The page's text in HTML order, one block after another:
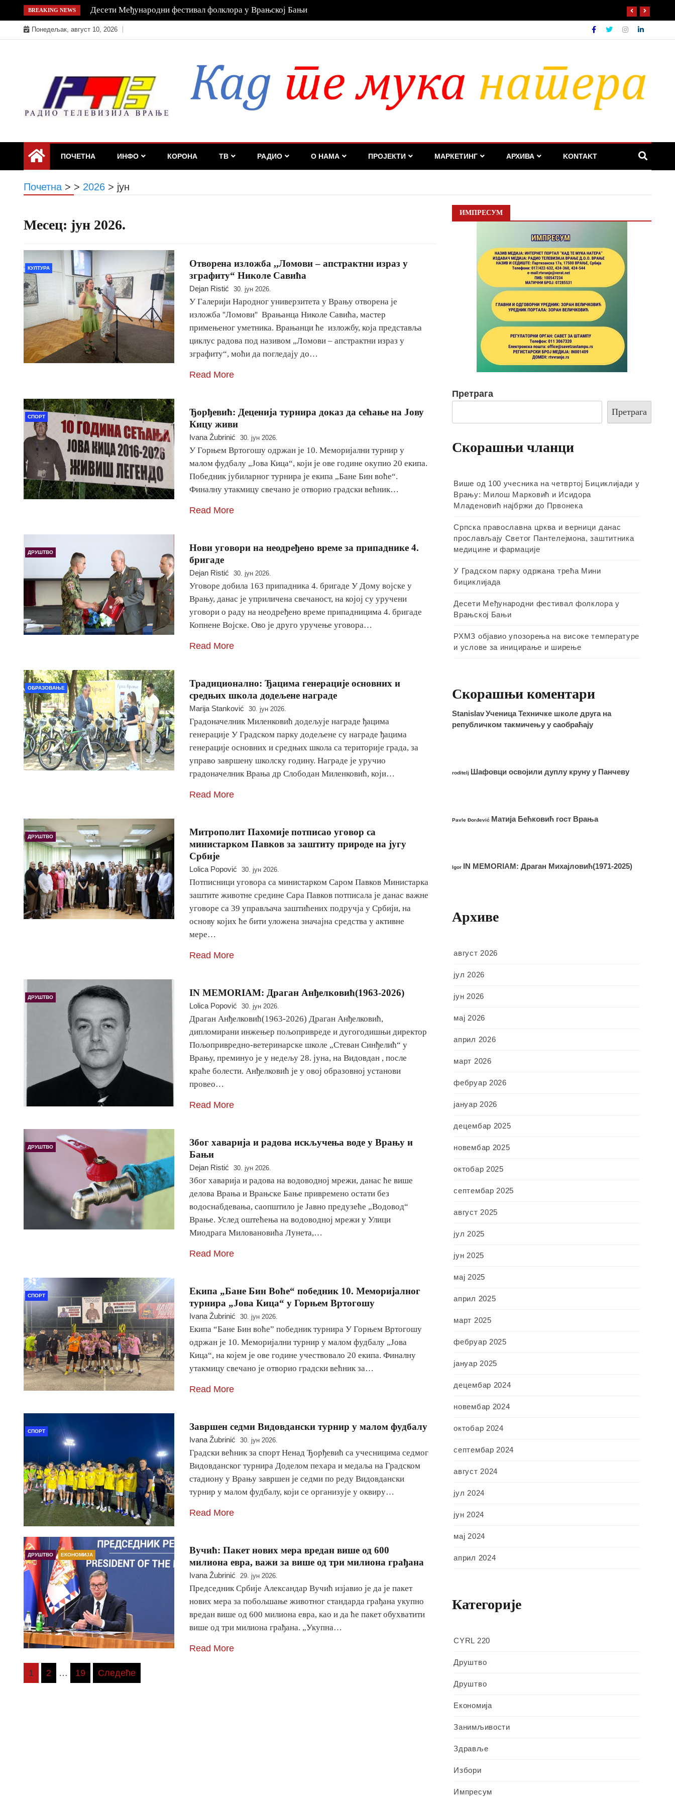
to
content
BREAKING NEWS РХМЗ објавио упозорења на високе температуре и услове за иницирање и ширење
Понедељак, август 10, 2026
ПОЧЕТНА ИНФО КОРОНА ТВ РАДИО О НАМА ПРОЈЕКТИ МАРКЕТИНГ АРХИВА KONTAKT
Почетна > > 2026 > јун
Месец: јун 2026.
КУЛТУРА
Отворена изложба ,,Ломови – апстрактни израз у
зграфиту“ Николе Савића
Dejan Ristić 30. јун 2026.
У Галерији Народног универзитета у Врању отворена је
изложба ''Ломови'' Врањанца Николе Савића, мастер
примењеног уметника. Врањанци ће изложбу, која представља
циклус радова под називом „Ломови – апстрактни израз у
зграфиту“, моћи да погледају до…
Read More
СПОРТ
Ђорђевић: Деценија турнира доказ да сећање на Јову
Кицу живи
Ivana Žubrinić 30. јун 2026.
У Горњем Вртогошу одржан је 10. Меморијални турнир у
малом фудбалу „Јова Кица“, који је ове године окупио 20 екипа.
Победник јубиларног турнира је екипа „Бане Бин воће“.
Финалну утакмицу свечано је отворио градски већник…
Read More
ДРУШТВО
Нови уговори на неодређено време за припаднике 4.
бригаде
Dejan Ristić 30. јун 2026.
Уговоре добила 163 припадника 4. бригаде У Дому војске у
Врању, данас је уприличена свечаност, на којој су уручени
уговори о раду на неодређено време припадницима 4. бригаде
Копнене Војске. Ово је друго уручење уговора…
Read More
ОБРАЗОВАЊЕ
Традиционално: Ђацима генерације основних и
средњих школа додељене награде
Marija Stanković 30. јун 2026.
Градоначелник Миленковић додељује награде ђацима
генерације У Градском парку додељене су награде ђацима
генерације основних и средњих школа са територије града, за
управо завршену школску годину. Награде је уручио
градоначелник Врања др Слободан Миленковић, који…
Read More
ДРУШТВО
Митрополит Пахомије потписао уговор са
министарком Павков за заштиту природе на југу
Србије
Lolica Popović 30. јун 2026.
Потписници уговора са министарком Саром Павков Министарка
заштите животне средине Сара Павков потписала је данас важне
уговоре са 39 управљача заштићених подручја у Србији, на
основу којих ће бити уложена значајна средства у активне
мере…
Read More
ДРУШТВО IN MEMORIAM: Драган Анђелковић(1963-2026)
Lolica Popović 30. јун 2026.
Драган Анђелковић(1963-2026) Драган Анђелковић,
дипломирани инжењер пољопривреде и дугогодишњи директор
Пољопривредно-ветеринарске школе „Стеван Синђелић“ у
Врању, преминуо је у недељу 28. јуна, на Видовдан , после
краће болести. Анђелковић је у овој образовној установи
провео…
Read More
ДРУШТВО
Због хаварија и радова искључења воде у Врању и
Бањи
Dejan Ristić 30. јун 2026.
Због хаварија и радова на водоводној мрежи, данас ће више
делова Врања и Врањске Бање привремено остати без
водоснабдевања, саопштило је Јавно предузеће „Водовод“
Врање. Услед оштећења на водоводној мрежи у Улици
Миодрага Миловановића Лунета,…
Read More
СПОРТ
Екипа „Бане Бин Воће“ победник 10. Меморијалног
турнира „Јова Кица“ у Горњем Вртогошу
Ivana Žubrinić 30. јун 2026.
Екипа “Бане Бин воће” победник турнира У Горњем Вртогошу
одржан је 10. Меморијални турнир у малом фудбалу „Јова
Кица“, на којем је ове године учествовало 20 екипа. Финалну
утакмицу свечано је отворио градски већник за…
Read More
СПОРТ Завршен седми Видовдански турнир у малом фудбалу
Ivana Žubrinić 30. јун 2026.
Градски већник за спорт Ненад Ђорђевић са учесницима седмог
Видовданског турнира Доделом пехара и медаља на Градском
стадиону у Врању завршен је седми по реду Видовдански
турнир у малом фудбалу, који се организује у оквиру…
Read More
ДРУШТВО ЕКОНОМИЈА
Вучић: Пакет нових мера вредан више од 600
милиона евра, важи за више од три милиона грађана
Ivana Žubrinić 29. јун 2026.
Председник Србије Александар Вучић изјавио је да је пакет
нових мера за побољшање животног стандарда грађана укупно
вредан више од 600 милиона евра, као и да ће пакет обухватити
више од три милиона грађана. „Укупна…
Read More
Пагинација
1 2 … 19 Следеће
ИМПРЕСУМ
Претрага
Претрага
Скорашњи чланци
Више од 100 учесника на четвртој Бициклијади у
Врању: Милош Марковић и Исидора
Младеновић најбржи до Првонека
Српска православна црква и верници данас
прослављају Светог Пантелејмона, заштитника
медицине и фармације
У Градском парку одржана трећа Мини
бициклијада
Десети Међународни фестивал фолклора у
Врањској Бањи
РХМЗ објавио упозорења на високе температуре
и услове за иницирање и ширење
Скорашњи коментари
StanislavУченица Техничке школе друга на
републичком такмичењу у саобраћају
roditelj Шафовци освојили дуплу круну у Панчеву
Pavle Đorđević Матија Бећковић гост Врања
Igor IN MEMORIAM: Драган Михајловић(1971-2025)
Архиве
август 2026
јул 2026
јун 2026
мај 2026
април 2026
март 2026
фебруар 2026
јануар 2026
децембар 2025
новембар 2025
октобар 2025
септембар 2025
август 2025
јул 2025
јун 2025
мај 2025
април 2025
март 2025
фебруар 2025
јануар 2025
децембар 2024
новембар 2024
октобар 2024
септембар 2024
август 2024
јул 2024
јун 2024
мај 2024
април 2024
Категорије
CYRL 220
Друштво
Друштво
Економија
Занимљивости
Здравље
Избори
Импресум